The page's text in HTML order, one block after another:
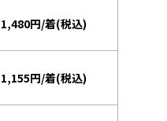
1,480円/着(税込)
1,155円/着(税込)